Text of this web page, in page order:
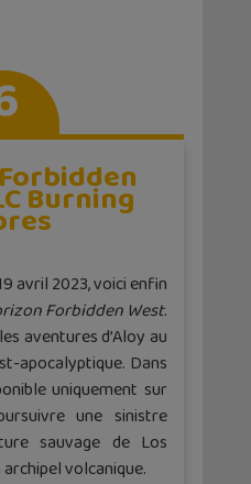
Burning
avril 2023, voici enfin
Forbidden West.
aventures d’Aloy au
apocalyptique. Dans
uniquement sur
une sinistre
sauvage de Los
volcanique.